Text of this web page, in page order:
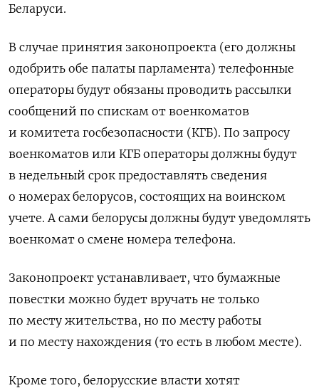
Беларуси.
В случае принятия законопроекта (его должны
одобрить обе палаты парламента) телефонные
операторы будут обязаны проводить рассылки
сообщений по спискам от военкоматов
и комитета госбезопасности (КГБ). По запросу
военкоматов или КГБ операторы должны будут
в недельный срок предоставлять сведения
о номерах белорусов, состоящих на воинском
учете. А сами белорусы должны будут уведомлять
военкомат о смене номера телефона.
Законопроект устанавливает, что бумажные
повестки можно будет вручать не только
по месту жительства, но по месту работы
и по месту нахождения (то есть в любом месте).
Кроме того, белорусские власти хотят